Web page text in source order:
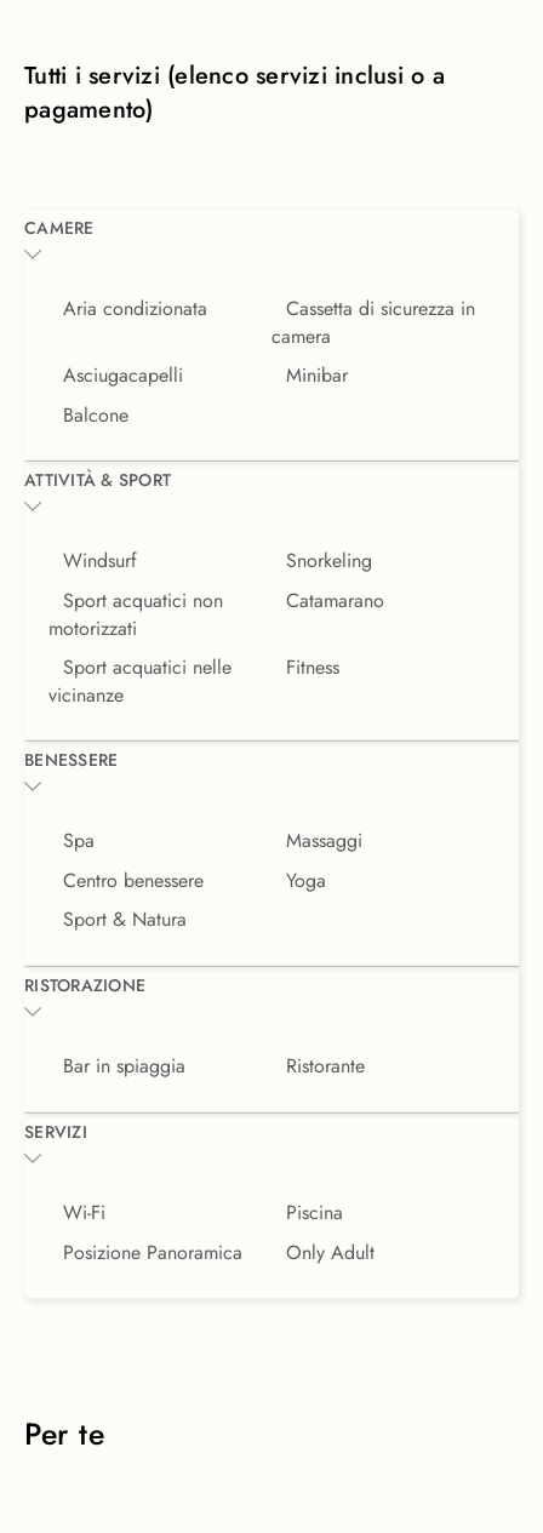
asciugacapelli, ferro e asse da stiro (su
richiesta), WIFI gratuito e mini bar che
Tutti i servizi (elenco servizi inclusi o a
pagamento)
CAMERE
Aria condizionata
Cassetta di sicurezza in
camera
Asciugacapelli
Minibar
Balcone
ATTIVITÀ & SPORT
Windsurf
Snorkeling
Sport acquatici non
motorizzati
Catamarano
Sport acquatici nelle
vicinanze
Fitness
BENESSERE
Spa
Massaggi
Centro benessere
Yoga
Sport & Natura
RISTORAZIONE
Bar in spiaggia Ristorante
SERVIZI
Wi-Fi
Piscina
Posizione Panoramica
Only Adult
Per te